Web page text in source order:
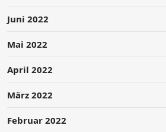
Juni 2022
Mai 2022
April 2022
März 2022
Februar 2022